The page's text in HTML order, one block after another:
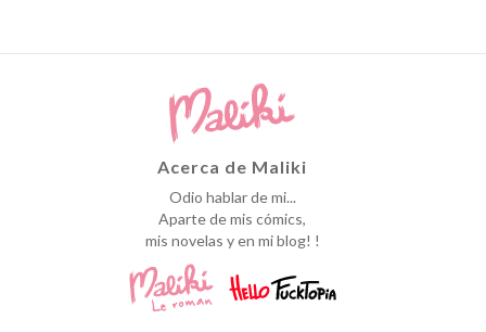
Acerca de Maliki
Odio hablar de mi...
Aparte de mis cómics,
mis novelas y en mi blog! !